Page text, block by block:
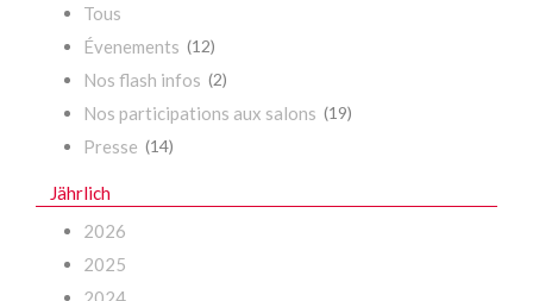
Tous
Évenements (12)
Nos flash infos (2)
Nos participations aux salons (19)
Presse (14)
Jährlich
2026
2025